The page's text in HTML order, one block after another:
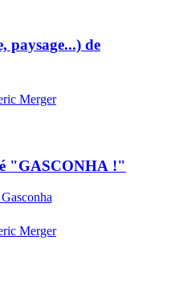
paysage...) de
Merger
"GASCONHA !"
Merger